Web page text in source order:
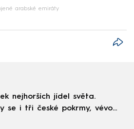
arabské emiráty
nejhorších jídel světa.
se i tři české pokrmy, vévodí